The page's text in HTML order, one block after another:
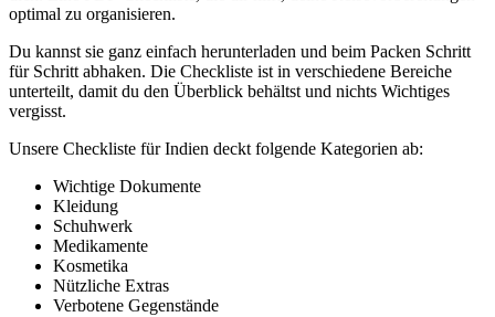
optimal zu organisieren.
Du kannst sie ganz einfach herunterladen und beim Packen Schritt
für Schritt abhaken. Die Checkliste ist in verschiedene Bereiche
unterteilt, damit du den Überblick behältst und nichts Wichtiges
vergisst.
Unsere Checkliste für Indien deckt folgende Kategorien ab:
Wichtige Dokumente
Kleidung
Schuhwerk
Medikamente
Kosmetika
Nützliche Extras
Verbotene Gegenstände